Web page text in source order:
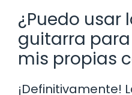
¿Puedo usar
guitarra
mis propias
¡Definitivamente!